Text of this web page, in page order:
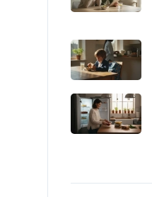
Vegetology Vitashine